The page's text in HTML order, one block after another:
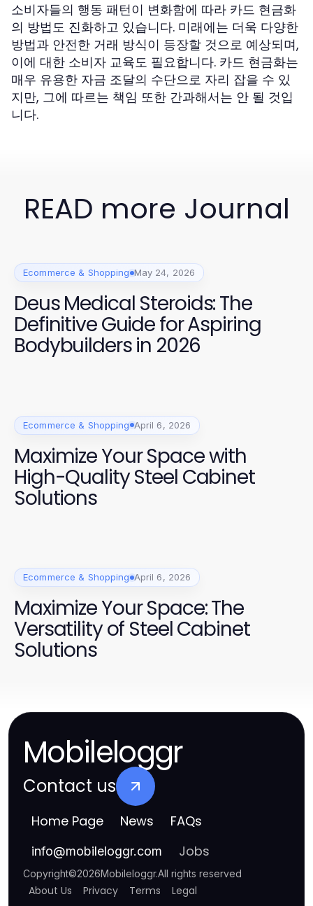
소비자들의 행동 패턴이 변화함에 따라 카드 현금화
의 방법도 진화하고 있습니다. 미래에는 더욱 다양한
방법과 안전한 거래 방식이 등장할 것으로 예상되며,
이에 대한 소비자 교육도 필요합니다. 카드 현금화는
매우 유용한 자금 조달의 수단으로 자리 잡을 수 있
지만, 그에 따르는 책임 또한 간과해서는 안 될 것입
니다.
READ more Journal
Ecommerce & Shopping May 24, 2026
Deus Medical Steroids: The
Definitive Guide for Aspiring
Bodybuilders in 2026
Ecommerce & Shopping April 6, 2026
Maximize Your Space with
High-Quality Steel Cabinet
Solutions
Ecommerce & Shopping April 6, 2026
Maximize Your Space: The
Versatility of Steel Cabinet
Solutions
Mobileloggr
Contact us
Home Page News FAQs
info@mobileloggr.com Jobs
Copyright©2026Mobileloggr.All rights reserved
About Us Privacy Terms Legal